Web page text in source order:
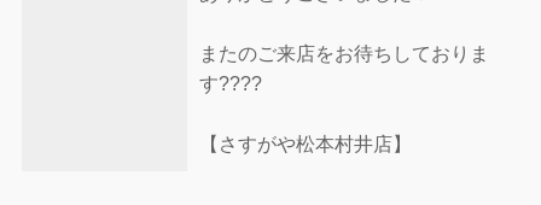
またのご来店をお待ちしておりま
す????
【さすがや松本村井店】